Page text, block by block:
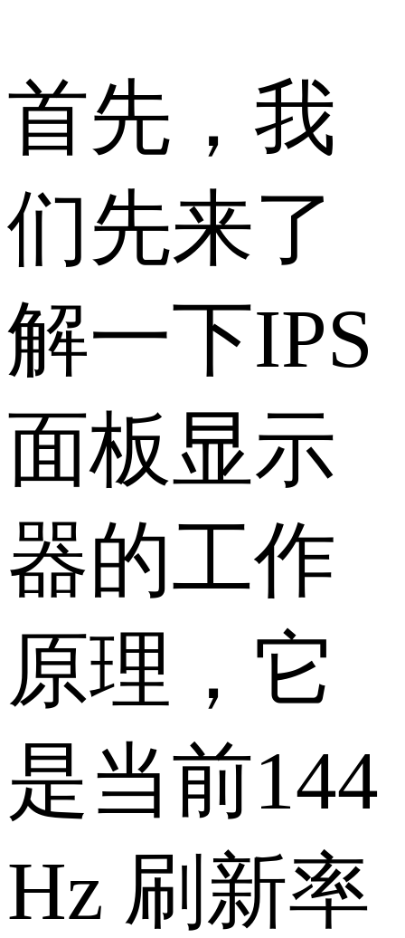
首先，我
们先来了
解一下IPS
面板显示
器的工作
原理，它
是当前144
Hz 刷新率